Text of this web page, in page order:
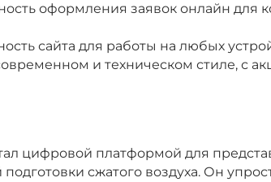
оформления заявок онлайн для
сайта для работы на любых
и техническом стиле, с
цифровой платформой для
сжатого воздуха. Он